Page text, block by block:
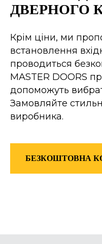
ДВЕРНОГО
Крім ціни, ми
встановлення
проводиться
MASTER DOORS
допоможуть
Замовляйте
виробника.
БЕЗКОШТОВНА